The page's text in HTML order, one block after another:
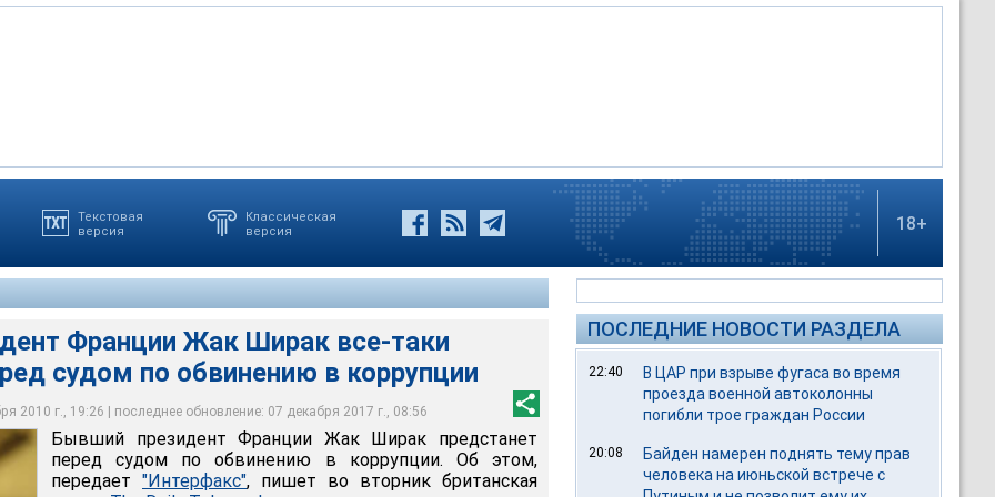
Текстовая
версия
Классическая
версия
18+
Франции Жак Ширак все-таки
судом по обвинению в коррупции
2010 г., 19:26 | последнее обновление: 07 декабря 2017 г., 08:56
Жак Ширак предстанет перед судом по обвинению в
в период с 1992 по 1995 год, когда Жак Ширак
значительные суммы государственных денег,
на нынешнюю валюту 2,2 млн евро, были использовано
в коррумпированности, Ширак остается одним из самых
политиков Франции. Его мемуары вызвали огромный интерес
а политические союзники становятся все более
Бывший президент Франции Жак Ширак предстанет
перед судом по обвинению в коррупции. Об этом,
передает "Интерфакс", пишет во вторник британская
ПОСЛЕДНИЕ НОВОСТИ РАЗДЕЛА
22:40
В ЦАР при взрыве фугаса во время
проезда военной автоколонны
погибли трое граждан России
20:08
Байден намерен поднять тему прав
человека на июньской встрече с